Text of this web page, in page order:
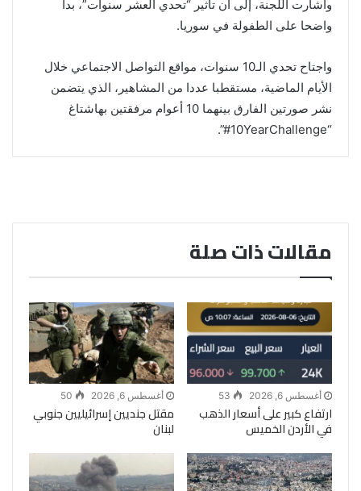
وأشارت اللجنة، إلى أن تأثير “تحدي العشر سنوات”، بدا
واضحا على الطفولة في سوريا.
واجتاح تحدي الـ10 سنوات، مواقع التواصل الاجتماعي خلال
الأيام الماضية، مستقطبا عددا من المشاهير، الذي يتضمن
نشر صورتين الفارق بينهما 10 أعوام مرفقتين بهاشتاغ
“10YearChallenge#”.
مقالات ذات صلة
أغسطس 6, 2026 53
ارتفاع كبير على أسعار الذهب
في الأردن الخميس
أغسطس 6, 2026 50
مقتل جنديين إسرائيليين جنوبي
لبنان